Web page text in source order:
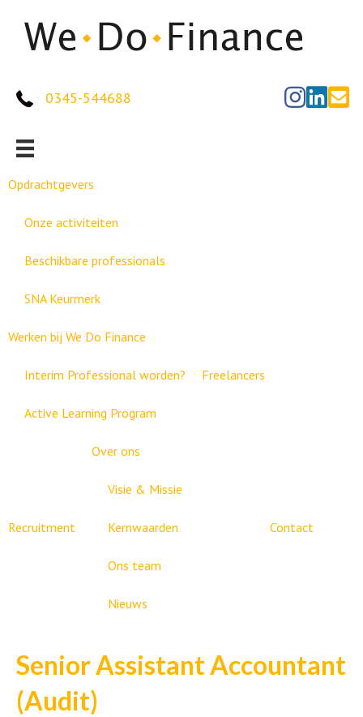
0345-544688
Opdrachtgevers
Onze activiteiten
Beschikbare professionals
SNA Keurmerk
Werken bij We Do Finance
Interim Professional worden?
Active Learning Program
Freelancers
Recruitment
Over ons
Visie & Missie
Kernwaarden
Ons team
Nieuws
Contact
Senior Assistant Accountant
(Audit)